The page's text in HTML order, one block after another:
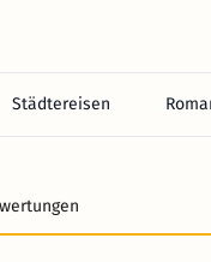
Städtereisen
Zahlen Sie